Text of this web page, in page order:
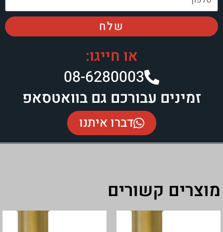
או חייגו:
08-6280003​
עבורכם גם בוואטסאפ
דברו איתנו
קשורים